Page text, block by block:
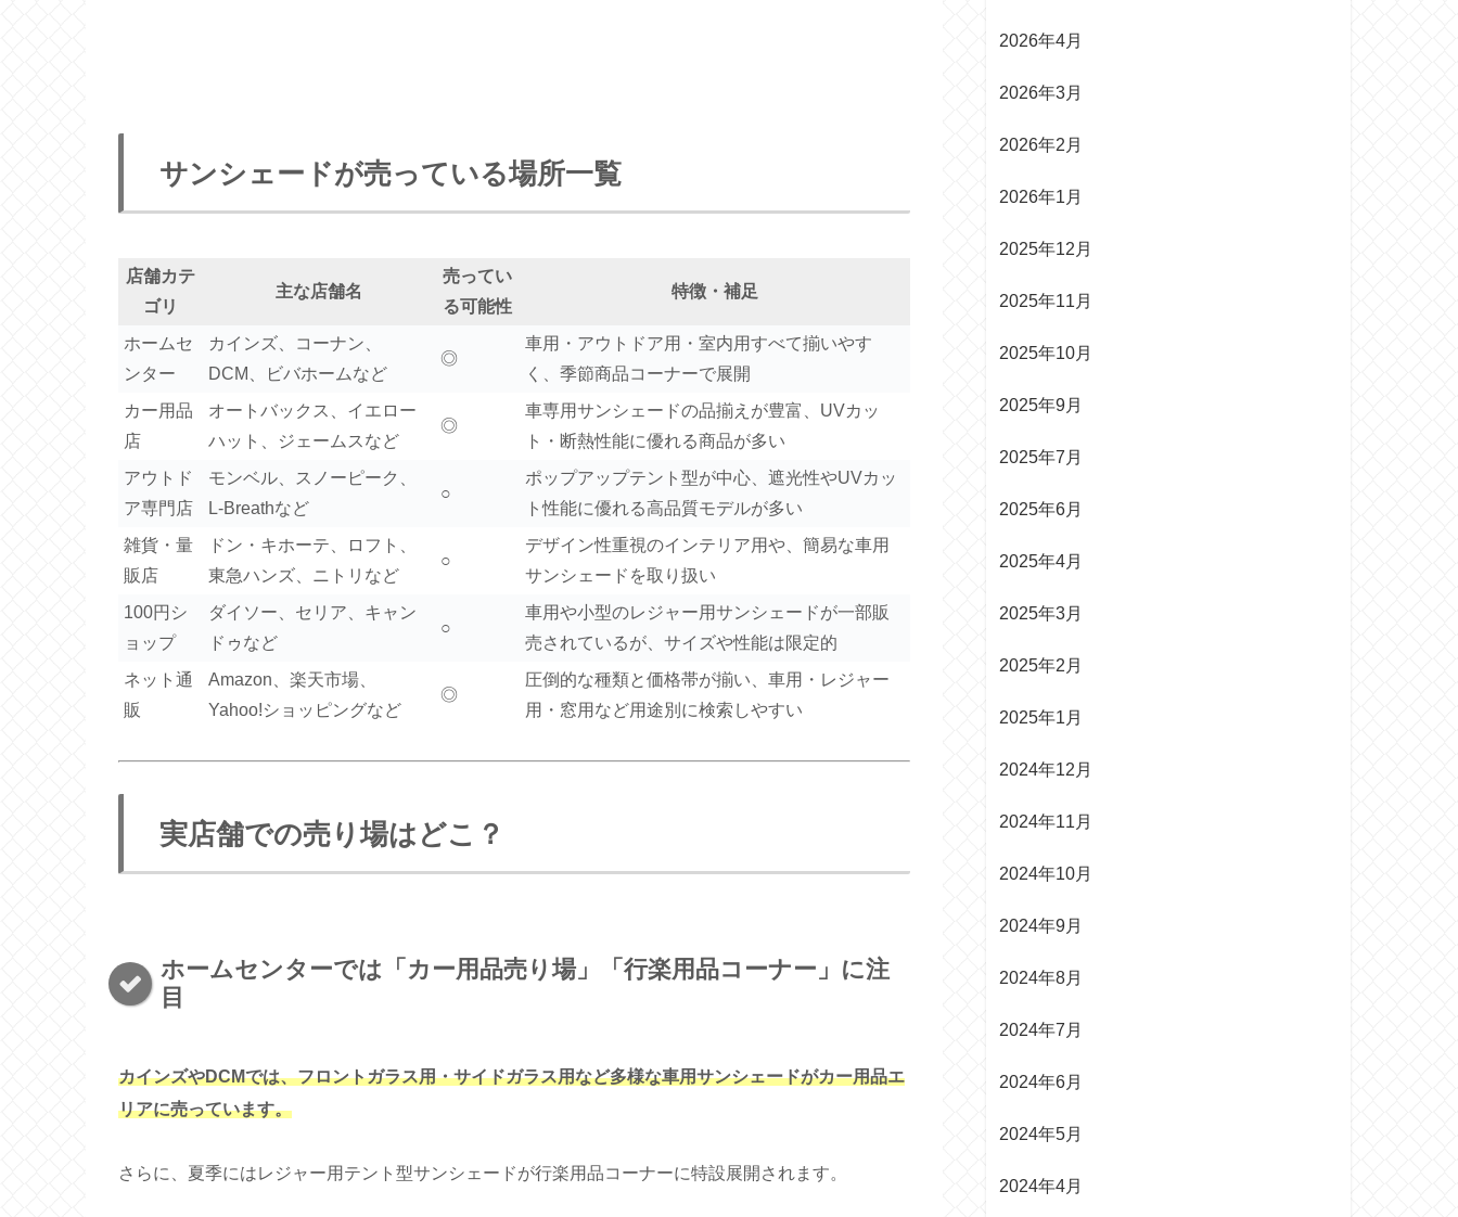
サンシェードが売っている場所一覧
店舗カテ
ゴリ
主な店舗名
売ってい
る可能性
特徴・補足
ホームセ
ンター
カインズ、コーナン、
DCM、ビバホームなど
◎
車用・アウトドア用・室内用すべて揃いやす
く、季節商品コーナーで展開
カー用品
店
オートバックス、イエロー
ハット、ジェームスなど
◎
車専用サンシェードの品揃えが豊富、UVカッ
ト・断熱性能に優れる商品が多い
アウトド
ア専門店
モンベル、スノーピーク、
L-Breathなど
○
ポップアップテント型が中心、遮光性やUVカッ
ト性能に優れる高品質モデルが多い
雑貨・量
販店
ドン・キホーテ、ロフト、
東急ハンズ、ニトリなど
○
デザイン性重視のインテリア用や、簡易な車用
サンシェードを取り扱い
100円シ
ョップ
ダイソー、セリア、キャン
ドゥなど
○
車用や小型のレジャー用サンシェードが一部販
売されているが、サイズや性能は限定的
ネット通
販
Amazon、楽天市場、
Yahoo!ショッピングなど
◎
圧倒的な種類と価格帯が揃い、車用・レジャー
用・窓用など用途別に検索しやすい
実店舗での売り場はどこ？
ホームセンターでは「カー用品売り場」「行楽用品コーナー」に注
目
カインズやDCMでは、フロントガラス用・サイドガラス用など多様な車用サンシェードがカー用品エ
リアに売っています。
さらに、夏季にはレジャー用テント型サンシェードが行楽用品コーナーに特設展開されます。
2026年4月
2026年3月
2026年2月
2026年1月
2025年12月
2025年11月
2025年10月
2025年9月
2025年7月
2025年6月
2025年4月
2025年3月
2025年2月
2025年1月
2024年12月
2024年11月
2024年10月
2024年9月
2024年8月
2024年7月
2024年6月
2024年5月
2024年4月